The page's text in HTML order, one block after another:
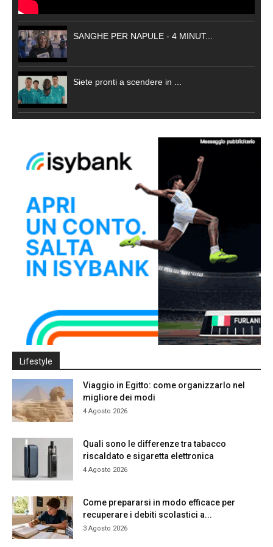
SANGHE PER NAPULE - 4 MINUT...
Siete pronti a scendere in ...
Lifestyle
Viaggio in Egitto: come organizzarlo nel
migliore dei modi
4 Agosto 2026
Quali sono le differenze tra tabacco
riscaldato e sigaretta elettronica
4 Agosto 2026
Come prepararsi in modo efficace per
recuperare i debiti scolastici a...
3 Agosto 2026